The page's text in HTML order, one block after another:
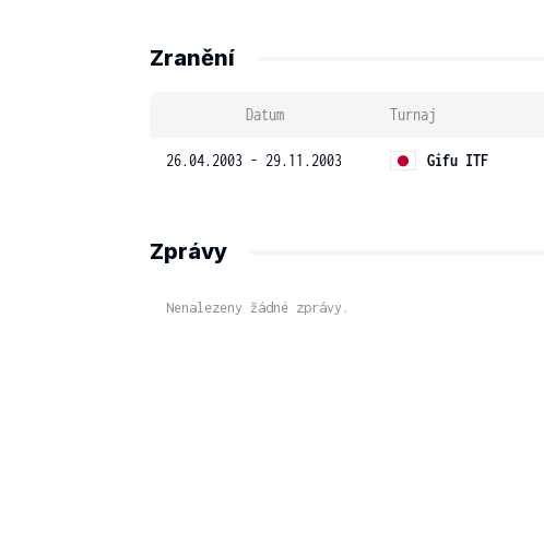
Zranění
Datum Turnaj
26.04.2003 - 29.11.2003 Gifu ITF
Zprávy
Nenalezeny žádné zprávy.